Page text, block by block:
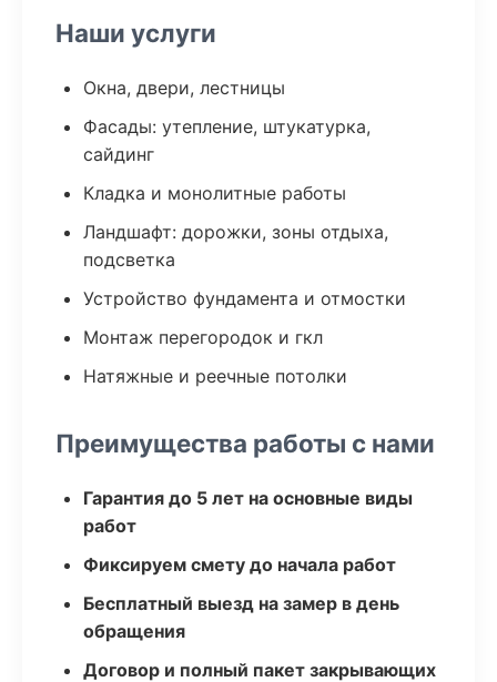
Наши услуги
Окна, двери, лестницы
Фасады: утепление, штукатурка,
сайдинг
Кладка и монолитные работы
Ландшафт: дорожки, зоны отдыха,
подсветка
Устройство фундамента и отмостки
Монтаж перегородок и гкл
Натяжные и реечные потолки
Преимущества работы с нами
Гарантия до 5 лет на основные виды
работ
Фиксируем смету до начала работ
Бесплатный выезд на замер в день
обращения
Договор и полный пакет закрывающих